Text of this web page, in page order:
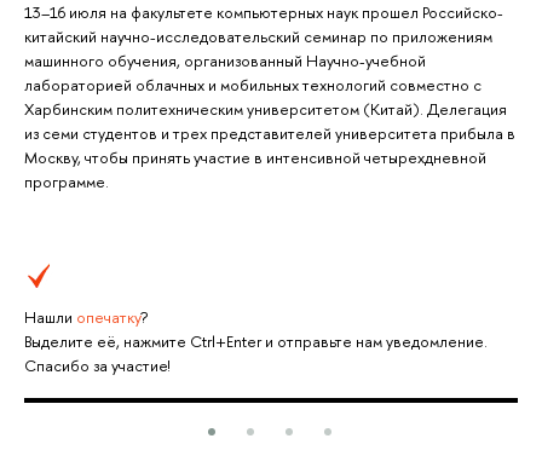
13–16 июля на факультете компьютерных наук прошел Российско-
китайский научно-исследовательский семинар по приложениям
машинного обучения, организованный Научно-учебной
лабораторией облачных и мобильных технологий совместно с
Харбинским политехническим университетом (Китай). Делегация
из семи студентов и трех представителей университета прибыла в
Москву, чтобы принять участие в интенсивной четырехдневной
программе.
Нашли опечатку?
Выделите её, нажмите Ctrl+Enter и отправьте нам уведомление.
Спасибо за участие!